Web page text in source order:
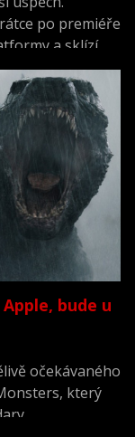
po premiéře
a sklízí
debutoval
titulů
bude u
očekávaného
který